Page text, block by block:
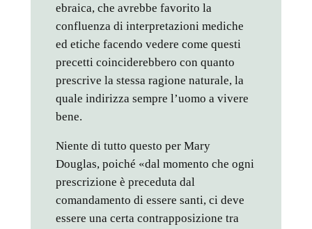
ebraica, che avrebbe favorito la
confluenza di interpretazioni mediche
ed etiche facendo vedere come questi
precetti coinciderebbero con quanto
prescrive la stessa ragione naturale, la
quale indirizza sempre l’uomo a vivere
bene.
Niente di tutto questo per Mary
Douglas, poiché «dal momento che ogni
prescrizione è preceduta dal
comandamento di essere santi, ci deve
essere una certa contrapposizione tra